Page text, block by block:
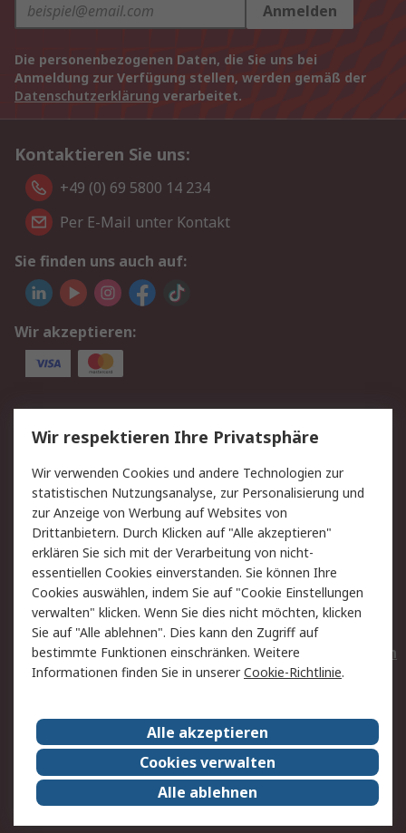
Anmelden
Die personenbezogenen Daten, die Sie uns bei
Anmeldung zur Verfügung stellen, werden gemäß der
Datenschutzerklärung verarbeitet.
Kontaktieren Sie uns:
+49 (0) 69 5800 14 234
Per E-Mail unter Kontakt
Sie finden uns auch auf:
Wir akzeptieren:
Service
Value Added Services
Lieferlösungen
Rücksendungen
Kontakt
Hilfe
Privatkunden
Rechtliches
AGB
Datenschutz
Cookie-Richtlinie
Zahlungsbedingungen
Copyright/Impressum
Entsorgung
Elektrogeräte/Batterien
RS weltweit
Karriere bei RS
Nachhaltigkeit
Qualität/Umwelt/ZertifikatePresse-Center
Event-Center
Wir respektieren Ihre Privatsphäre
Wir verwenden Cookies und andere Technologien zur
statistischen Nutzungsanalyse, zur Personalisierung und
zur Anzeige von Werbung auf Websites von
Drittanbietern. Durch Klicken auf "Alle akzeptieren"
erklären Sie sich mit der Verarbeitung von nicht-
essentiellen Cookies einverstanden. Sie können Ihre
Cookies auswählen, indem Sie auf "Cookie Einstellungen
verwalten" klicken. Wenn Sie dies nicht möchten, klicken
Sie auf "Alle ablehnen". Dies kann den Zugriff auf
bestimmte Funktionen einschränken. Weitere
Informationen finden Sie in unsererCookie-Richtlinie.
Alle akzeptieren
Cookies verwalten
Alle ablehnen